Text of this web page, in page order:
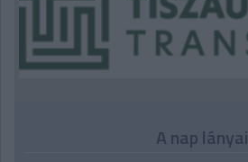
A nap lányai